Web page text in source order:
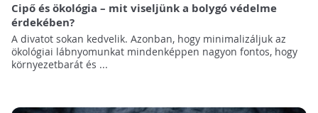
Cipő és ökológia – mit viseljünk a bolygó védelme
érdekében?
A divatot sokan kedvelik. Azonban, hogy minimalizáljuk az
ökológiai lábnyomunkat mindenképpen nagyon fontos, hogy
környezetbarát és ...